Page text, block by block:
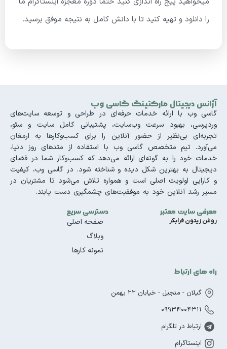
را دانلود و تهیه کنید تا با دانش کامل به نتیجه موفق برسید.
آژانس دیجیتال مارکتینگ گاسی وب
گاسی وب با ارائه خدمات حرفه‌ای در طراحی و توسعه سایت‌های
وردپرسی، بهبود سرعت وب‌سایت، پشتیبانی کامل سایت و سئو،
تجربه‌ای بی‌نظیر از حضور آنلاین را برای کسب‌وکارها به ارمغان
می‌آورد. تیم متخصص گاسی وب با استفاده از متدهای روز دنیا،
خدمات خود را به گونه‌ای ارائه می‌دهد که کسب‌وکار شما در فضای
دیجیتال به بهترین شکل دیده و شناخته شود. در گاسی وب، کیفیت
و کارایی اولویت اصلی است و همواره تلاش می‌شود تا مشتریان در
مسیر رشد آنلاین خود به موفقیت‌های چشمگیری دست یابند.
معرفی سایت معتبر
روغن زیتون فرابکر
دسترسی سریع
صفحه اصلی
وبلاگ
نمونه کارها
راه های ارتباط
گیلان - منجیل - خیابان 22 بهمن
09934004311
ارتباط در تلگرام
اینستاگرام